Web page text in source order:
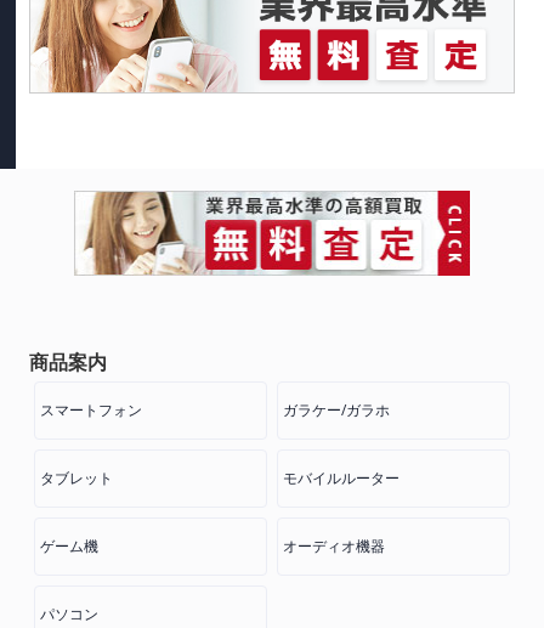
商品案内
スマートフォン ガラケー/ガラホ
タブレット モバイルルーター
ゲーム機 オーディオ機器
パソコン